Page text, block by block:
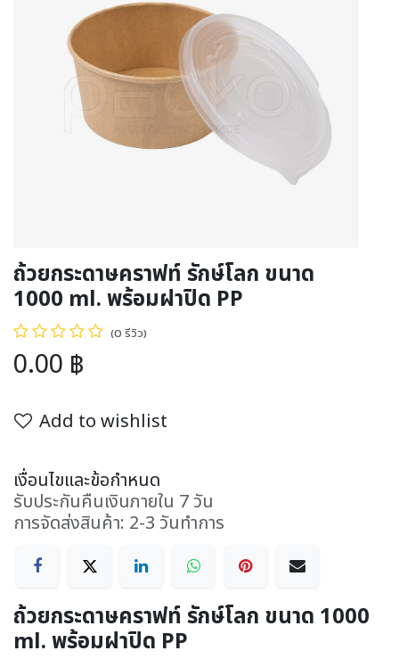
ถ้วยกระดาษคราฟท์ รักษ์โลก ขนาด
1000 ml. พร้อมฝาปิด PP
(0 รีวิว)
0.00 ฿
Add to wishlist
เงื่อนไขและข้อกำหนด
รับประกันคืนเงินภายใน 7 วัน
การจัดส่งสินค้า: 2-3 วันทำการ
ถ้วยกระดาษคราฟท์ รักษ์โลก ขนาด 1000
ml. พร้อมฝาปิด PP